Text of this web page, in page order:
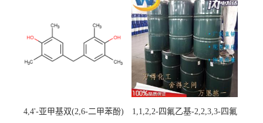
4,4'-亚甲基双(2,6-二甲苯酚)
1,1,2,2-四氟乙基-2,2,3,3-四氟